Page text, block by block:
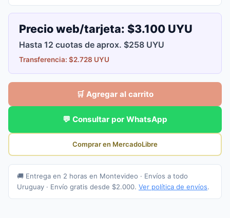
Precio web/tarjeta: $3.100 UYU
Hasta 12 cuotas de aprox. $258 UYU
Transferencia: $2.728 UYU
🛒 Agregar al carrito
💬 Consultar por WhatsApp
Comprar en MercadoLibre
🚚 Entrega en 2 horas en Montevideo · Envíos a todo
Uruguay · Envío gratis desde $2.000. Ver política de envíos.